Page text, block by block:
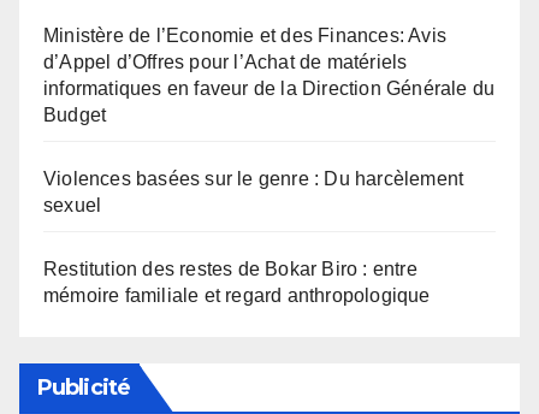
Ministère de l’Economie et des Finances: Avis
d’Appel d’Offres pour l’Achat de matériels
informatiques en faveur de la Direction Générale du
Budget
Violences basées sur le genre : Du harcèlement
sexuel
Restitution des restes de Bokar Biro : entre
mémoire familiale et regard anthropologique
Publicité